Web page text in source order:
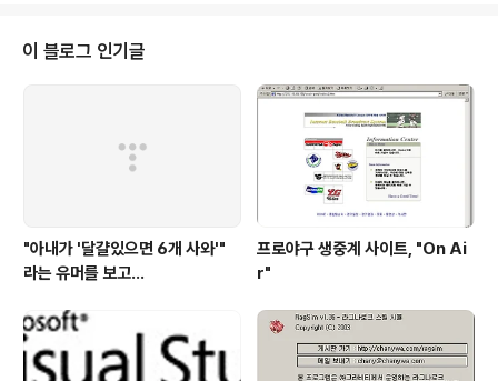
의 사람들이 그러할텐데 이쯤되면 미래에 대한 걱정을 많
이 하게 되는 것 같습니다. 불안한 직장생활과 불어난 가족
들 생각에 하루하루가 고단하죠. 저 역시도 마찬가지 입니
다. 솔직히 대한민국에서 프로그래머로 살아가는 사람중에
는 그나마 수입이 괜찮은 직장인 것 같습니다. 저로선 참 감
사한 일이죠. 그렇지만 저 또한 새로운..
이 블로그 인기글
"아내가 '달걀있으면 6개 사와'"
라는 유머를 보고...
프로야구 생중계 사이트, "On Ai
r"